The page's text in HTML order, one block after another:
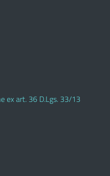
ex art. 36 D.Lgs. 33/13